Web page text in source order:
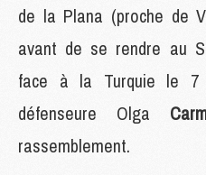
de la Plana (proche de
avant de se rendre au
face à la Turquie le 7
défenseure Olga
rassemblement.